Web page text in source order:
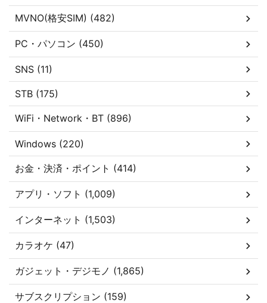
MVNO(格安SIM) (482)
PC・パソコン (450)
SNS (11)
STB (175)
WiFi・Network・BT (896)
Windows (220)
お金・決済・ポイント (414)
アプリ・ソフト (1,009)
インターネット (1,503)
カラオケ (47)
ガジェット・デジモノ (1,865)
サブスクリプション (159)